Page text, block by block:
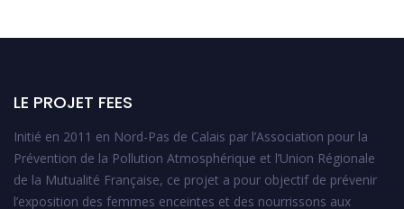
LE PROJET FEES
Initié en 2011 en Nord-Pas de Calais par l’Association pour la
Prévention de la Pollution Atmosphérique et l’Union Régionale
de la Mutualité Française, ce projet a pour objectif de prévenir
l’exposition des femmes enceintes et des nourrissons aux